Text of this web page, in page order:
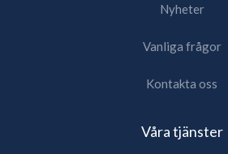
Nyheter
Vanliga frågor
Kontakta oss
Våra tjänster